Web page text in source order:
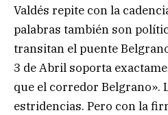
Valdés repite con la
palabras también son
transitan el puente
3 de Abril soporta
que el corredor Belgrano».
estridencias. Pero con la